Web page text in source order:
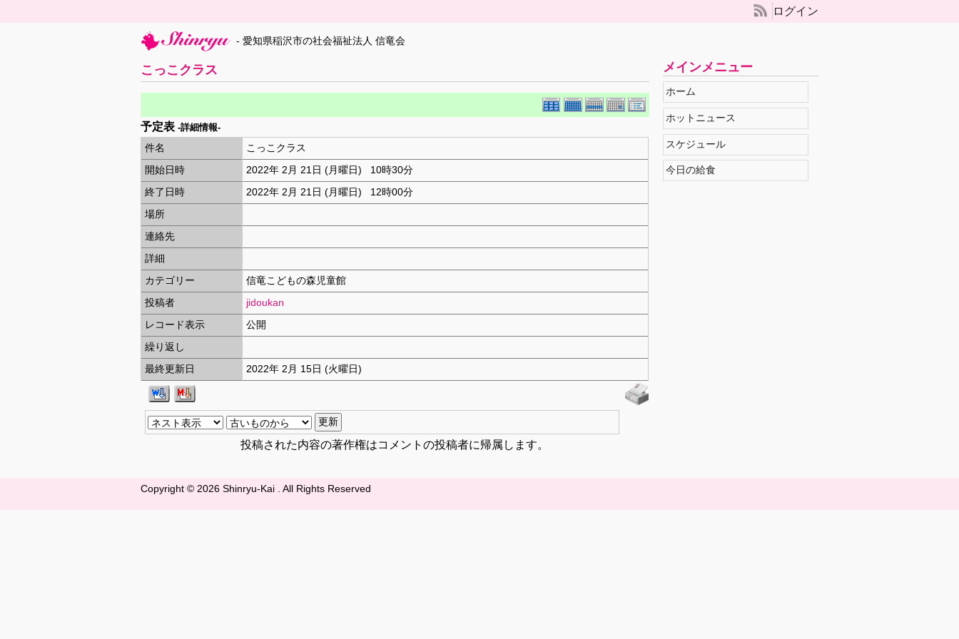
ログイン
- 愛知県稲沢市の社会福祉法人 信竜会
メインメニュー
ホーム
ホットニュース
スケジュール
今日の給食
こっこクラス
予定表 -詳細情報-
件名
こっこクラス
開始日時 2022年 2月 21日 (月曜日) 10時30分
終了日時 2022年 2月 21日 (月曜日) 12時00分
場所
連絡先
詳細
カテゴリー 信竜こどもの森児童館
投稿者 jidoukan
レコード表示 公開
繰り返し
最終更新日 2022年 2月 15日 (火曜日)
投稿された内容の著作権はコメントの投稿者に帰属します。
Copyright © 2026 Shinryu-Kai . All Rights Reserved